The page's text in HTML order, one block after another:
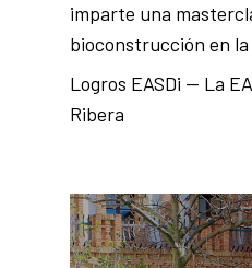
imparte una
bioconstrucción en la
Logros EASDi — La
Ribera